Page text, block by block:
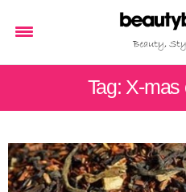
Tag: X-